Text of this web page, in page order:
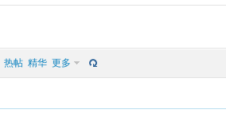
热帖 精华 更多